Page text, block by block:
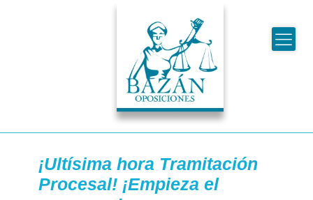
¡Ultísima hora Tramitación
Procesal! ¡Empieza el